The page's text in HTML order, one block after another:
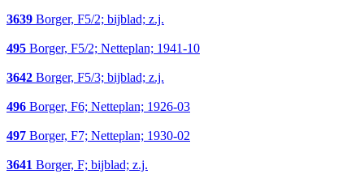
3639 Borger, F5/2; bijblad; z.j.
495 Borger, F5/2; Netteplan; 1941-10
3642 Borger, F5/3; bijblad; z.j.
496 Borger, F6; Netteplan; 1926-03
497 Borger, F7; Netteplan; 1930-02
3641 Borger, F; bijblad; z.j.